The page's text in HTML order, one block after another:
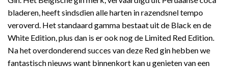
bladeren, heeft sindsdien alle harten in razendsnel tempo
veroverd. Het standaard gamma bestaat uit de Black en de
White Edition, plus dan is er ook nog de Limited Red Edition.
Na het overdonderend succes van deze Red gin hebben we
fantastisch nieuws want binnenkort kan u genieten van een